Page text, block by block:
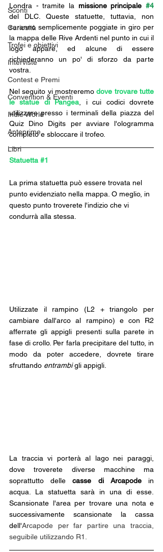
Sconti
Curiosità
Trofei e obiettivi
Interviste
Contest e Premi
Convention & Eventi
Indie World
Anteprime
Libri
Londra - tramite la missione principale #4
del DLC. Queste statuette, tuttavia, non
saranno semplicemente poggiate in giro per
la mappa delle Rive Ardenti nel punto in cui il
logo appare, ed alcune di essere
richiederanno un po' di sforzo da parte
vostra.
Nel seguito vi mostreremo dove trovare tutte
le statue di Pangea , i cui codici dovrete
utilizzare presso i terminali della piazza del
Quiz Dino Digits per avviare l'ologramma
completo e sbloccare il trofeo.
Statuetta #1
La prima statuetta può essere trovata nel
punto evidenziato nella mappa. O meglio, in
questo punto troverete l'indizio che vi
condurrà alla stessa.
Utilizzate il rampino (L2 + triangolo per
cambiare dall'arco al rampino) e con R2
afferrate gli appigli presenti sulla parete in
fase di crollo. Per farla precipitare del tutto, in
modo da poter accedere, dovrete tirare
sfruttando entrambi gli appigli.
La traccia vi porterà al lago nei paraggi,
dove troverete diverse macchine ma
soprattutto delle casse di Arcapode in
acqua. La statuetta sarà in una di esse.
Scansionate l'area per trovare una nota e
successivamente scansionate la cassa
dell'Arcapode per far partire una traccia,
seguibile utilizzando R1.